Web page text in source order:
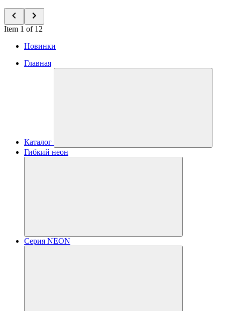
Item 1 of 12
Новинки
Главная
Каталог
Гибкий неон
Серия NEON